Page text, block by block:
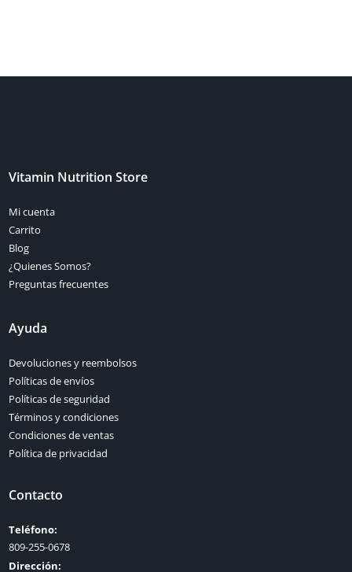
Vitamin Nutrition Store
Mi cuenta
Carrito
Blog
¿Quienes Somos?
Preguntas frecuentes
Ayuda
Devoluciones y reembolsos
Políticas de envíos
Políticas de seguridad
Términos y condiciones
Condiciones de ventas
Política de privacidad
Contacto
Teléfono:
809-255-0678
Dirección: